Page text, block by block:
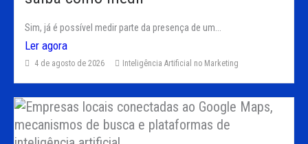
Sim, já é possível medir parte da presença de um...
Ler agora
4 de agosto de 2026 Inteligência Artificial no Marketing